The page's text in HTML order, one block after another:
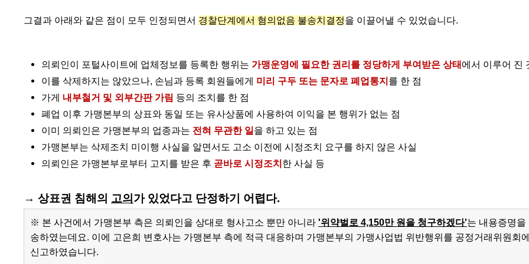
그결과 아래와 같은 점이 모두 인정되면서 경찰단계에서 혐의없음 불송치결정을 이끌어낼 수 있었습니다.
의뢰인이 포털사이트에 업체정보를 등록한 행위는 가맹운영에 필요한 권리를 정당하게 부여받은 상태 에서 이루어 진
이를 삭제하지는 않았으나, 손님과 등록 회원들에게 미리 구두 또는 문자로 폐업통지 를 한 점
가게 내부철거 및 외부간판 가림 등의 조치를 한 점
폐업 이후 가맹본부의 상표와 동일 또는 유사상품에 사용하여 이익을 본 행위가 없는 점
이미 의뢰인은 가맹본부의 업종과는 전혀 무관한 일 을 하고 있는 점
가맹본부는 삭제조치 미이행 사실을 알면서도 고소 이전에 시정조치 요구를 하지 않은 사실
의뢰인은 가맹본부로부터 고지를 받은 후 곧바로 시정조치 한 사실 등
→ 상표권 침해의 고의 가 있었다고 단정하기 어렵다.
※ 본 사건에서 가맹본부 측은 의뢰인을 상대로 형사고소 뿐만 아니라 '위약벌로 4,150만 원을 청구하겠다'는 내용증명을
송하였는데요. 이에 고은희 변호사는 가맹본부 측에 적극 대응하며 가맹본부의 가맹사업법 위반행위를 공정거래위원회에
신고하였습니다.